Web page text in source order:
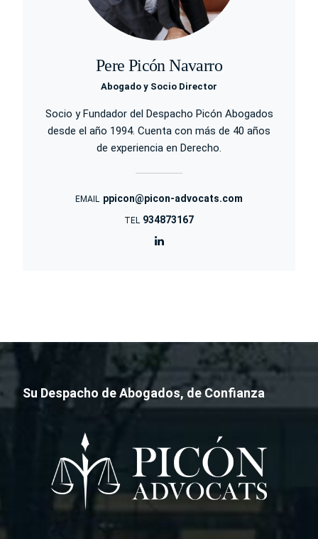
Pere Picón Navarro
Abogado y Socio Director
Socio y Fundador del Despacho Picón Abogados
desde el año 1994. Cuenta con más de 40 años
de experiencia en Derecho.
EMAIL ppicon@picon-advocats.com
TEL 934873167
Su Despacho de Abogados, de Confianza